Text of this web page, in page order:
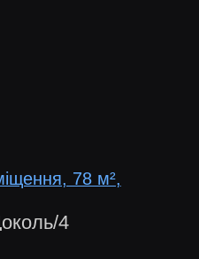
78 м²,
4